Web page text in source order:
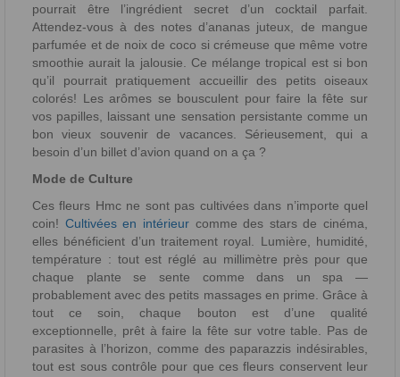
pourrait être l’ingrédient secret d’un cocktail parfait.
Attendez-vous à des notes d’ananas juteux, de mangue
parfumée et de noix de coco si crémeuse que même votre
smoothie aurait la jalousie. Ce mélange tropical est si bon
qu’il pourrait pratiquement accueillir des petits oiseaux
colorés! Les arômes se bousculent pour faire la fête sur
vos papilles, laissant une sensation persistante comme un
bon vieux souvenir de vacances. Sérieusement, qui a
besoin d’un billet d’avion quand on a ça ?
Mode de Culture
Ces fleurs Hmc ne sont pas cultivées dans n’importe quel
coin! Cultivées en intérieurcomme des stars de cinéma,
elles bénéficient d’un traitement royal. Lumière, humidité,
température : tout est réglé au millimètre près pour que
chaque plante se sente comme dans un spa —
probablement avec des petits massages en prime. Grâce à
tout ce soin, chaque bouton est d’une qualité
exceptionnelle, prêt à faire la fête sur votre table. Pas de
parasites à l’horizon, comme des paparazzis indésirables,
tout est sous contrôle pour que ces fleurs conservent leur